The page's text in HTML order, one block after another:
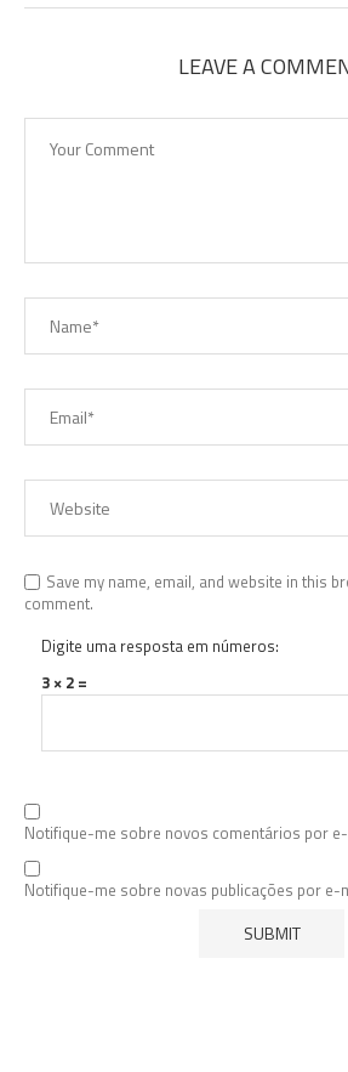
LEAVE A
Save my name, email, and website in this
comment.
Digite uma resposta em números:
3 × 2 =
Notifique-me sobre novos comentários por
Notifique-me sobre novas publicações por e-